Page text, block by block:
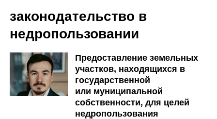
законодательство в
недропользовании
Предоставление земельных
участков, находящихся в
государственной
или муниципальной
собственности, для целей
недропользования